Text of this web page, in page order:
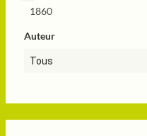
1860
Auteur
Tous